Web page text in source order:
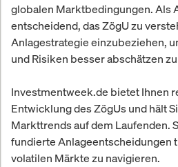
globalen Marktbedingungen. Als
entscheidend, das ZögU zu
Anlagestrategie einzubeziehen,
und Risiken besser abschätzen
Investmentweek.de bietet Ihnen
Entwicklung des ZögUs und hält
Markttrends auf dem Laufenden.
fundierte Anlageentscheidungen
volatilen Märkte zu navigieren.